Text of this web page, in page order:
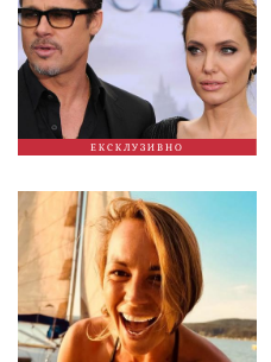
ЕКСКЛУЗИВНО